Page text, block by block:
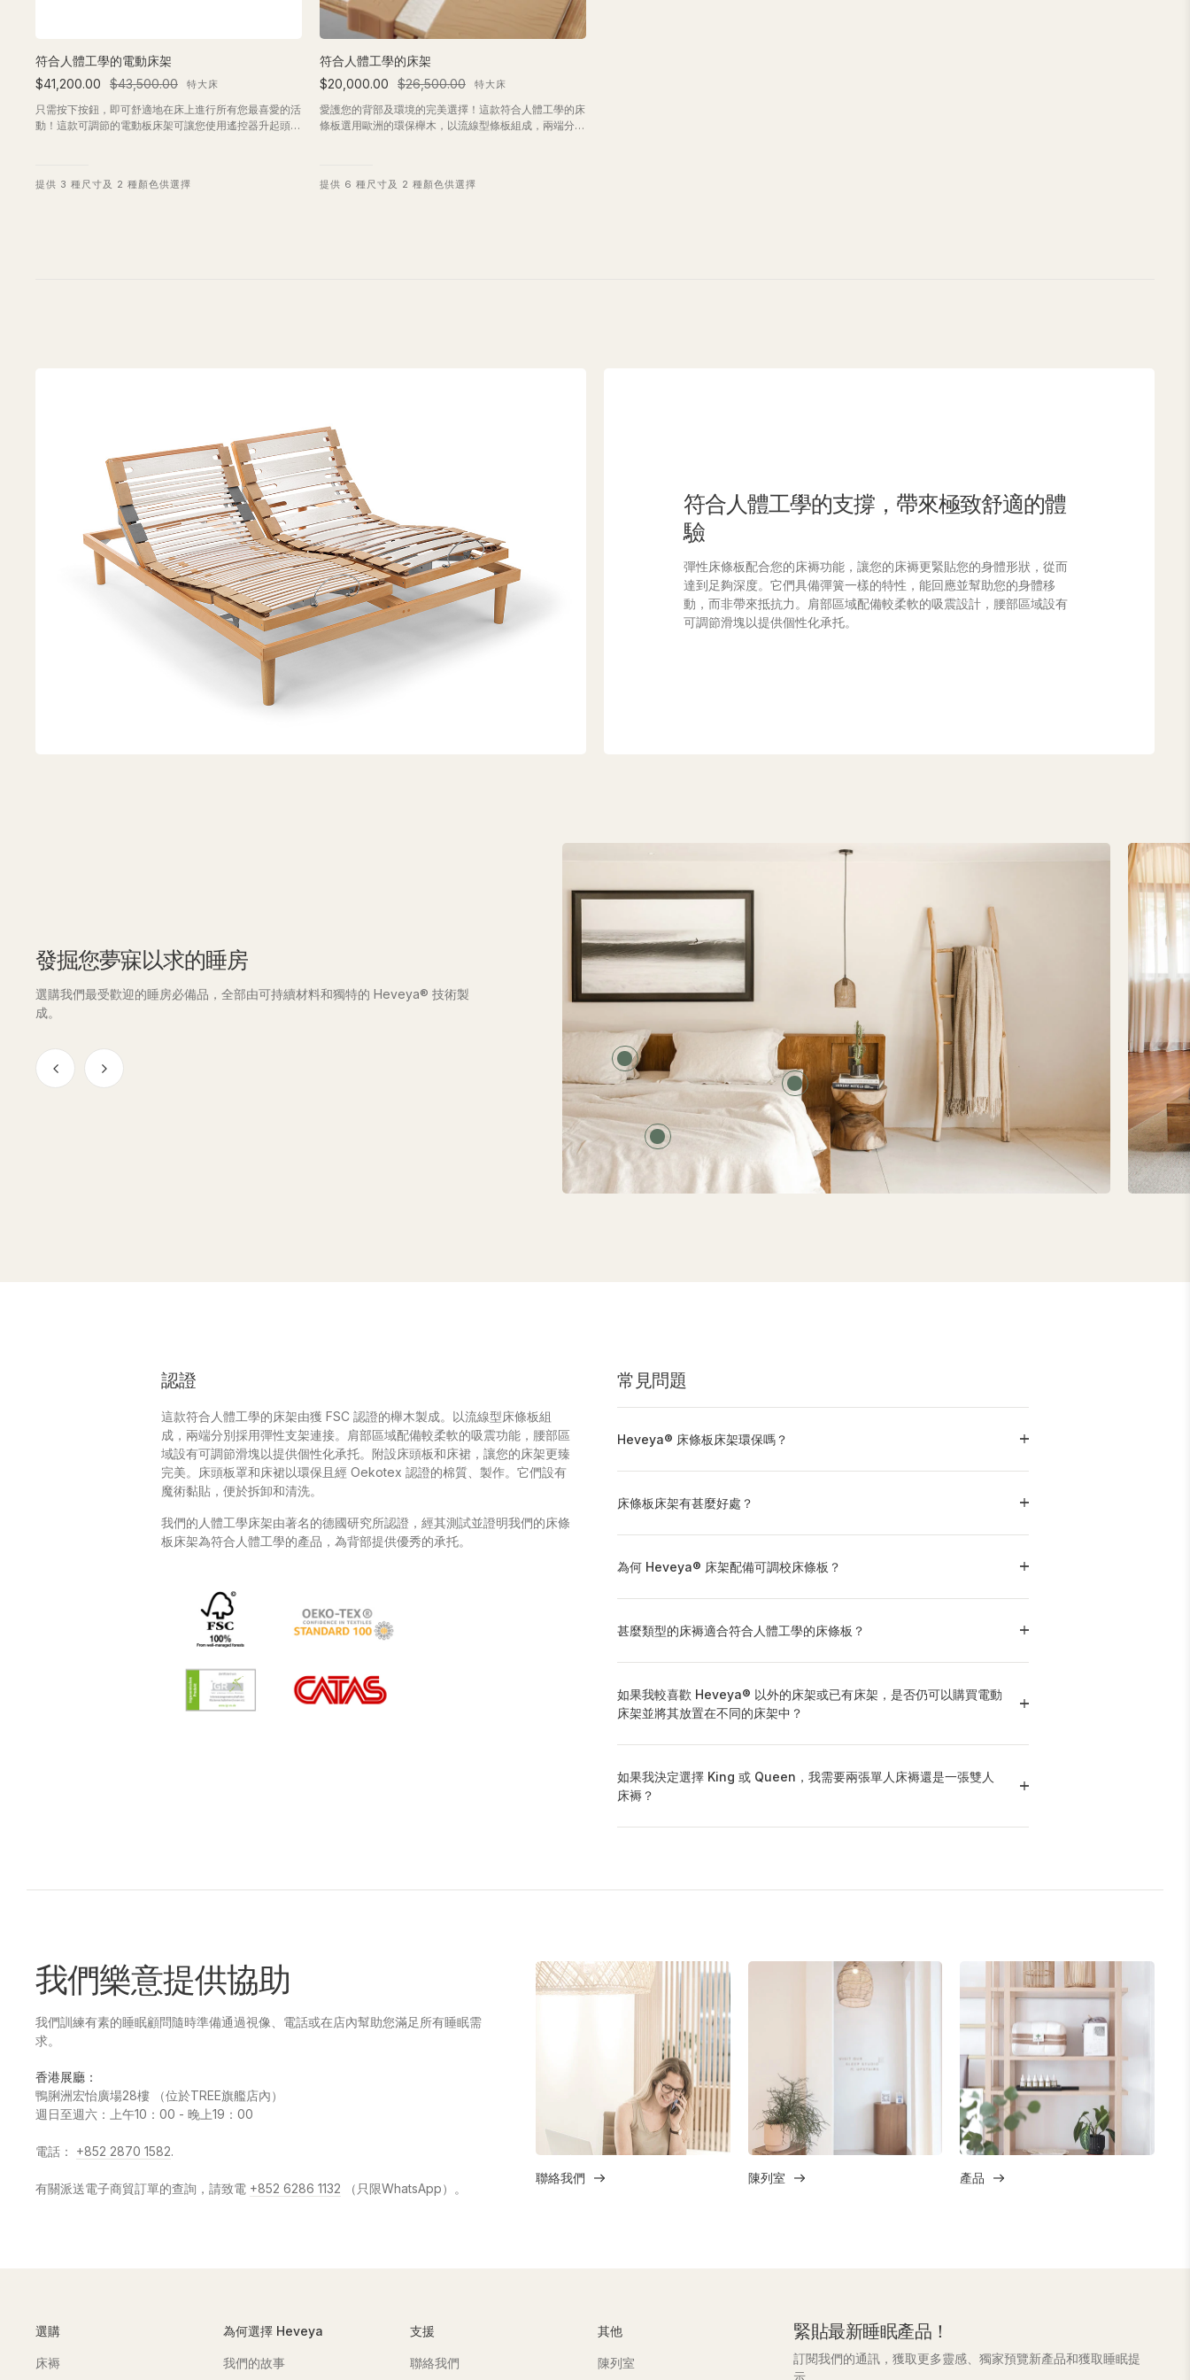
符合人體工學的電動床架
$41,200.00
$43,500.00 特大床
只需按下按鈕，即可舒適地在床上進行所有您最喜愛的活
動！這款可調節的電動板床架可讓您使用遙控器升起頭部
提供 3 種尺寸及 2 種顏色供選擇
符合人體工學的床架
$20,000.00
$26,500.00 特大床
愛護您的背部及環境的完美選擇！這款符合人體工學的床
條板選用歐洲的環保櫸木，以流線型條板組成，兩端分別
提供 6 種尺寸及 2 種顏色供選擇
符合人體工學的支撐，帶來極致舒適的體
驗
彈性床條板配合您的床褥功能，讓您的床褥更緊貼您的身體形狀，從而
達到足夠深度。它們具備彈簧一樣的特性，能回應並幫助您的身體移
動，而非帶來抵抗力。肩部區域配備較柔軟的吸震設計，腰部區域設有
可調節滑塊以提供個性化承托。
發掘您夢寐以求的睡房
選購我們最受歡迎的睡房必備品，全部由可持續材料和獨特的 Heveya® 技術製
成。
認證
這款符合人體工學的床架由獲 FSC 認證的櫸木製成。以流線型床條板組
成，兩端分別採用彈性支架連接。肩部區域配備較柔軟的吸震功能，腰部區
域設有可調節滑塊以提供個性化承托。附設床頭板和床裙，讓您的床架更臻
完美。床頭板罩和床裙以環保且經 Oekotex 認證的棉質、製作。它們設有
魔術黏貼，便於拆卸和清洗。
我們的人體工學床架由著名的德國研究所認證，經其測試並證明我們的床條
板床架為符合人體工學的產品，為背部提供優秀的承托。
常見問題
Heveya® 床條板床架環保嗎？
床條板床架有甚麼好處？
為何 Heveya® 床架配備可調校床條板？
甚麼類型的床褥適合符合人體工學的床條板？
如果我較喜歡 Heveya® 以外的床架或已有床架，是否仍可以購買電動
床架並將其放置在不同的床架中？
如果我決定選擇 King 或 Queen，我需要兩張單人床褥還是一張雙人
床褥？
我們樂意提供協助
我們訓練有素的睡眠顧問隨時準備通過視像、電話或在店內幫助您滿足所有睡眠需
求。
香港展廳：
鴨脷洲宏怡廣場28樓 （位於TREE旗艦店內）
週日至週六：上午10：00 - 晚上19：00
電話： +852 2870 1582.
有關派送電子商貿訂單的查詢，請致電 +852 6286 1132 （只限WhatsApp）。
聯絡我們 陳列室 產品
緊貼最新睡眠產品！
訂閱我們的通訊，獲取更多靈感、獨家預覽新產品和獲取睡眠提
示。
選購
床褥
為何選擇 Heveya
我們的故事
支援
聯絡我們
其他
陳列室